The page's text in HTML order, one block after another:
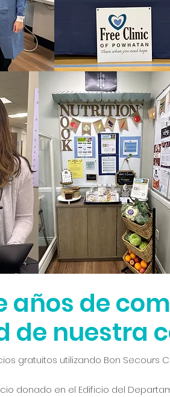
años de
de nuestra
gratuitos utilizando Bon Secours
donado en el Edificio del